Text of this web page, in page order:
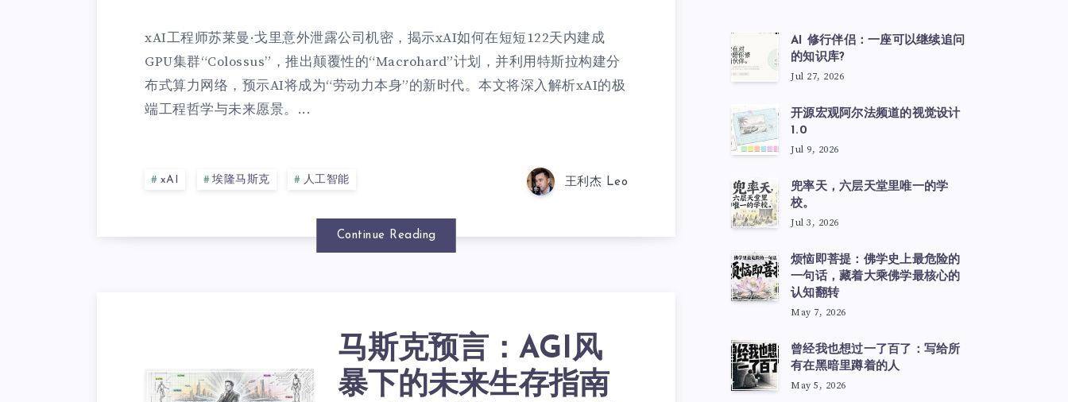
xAI工程师苏莱曼·戈里意外泄露公司机密，揭示xAI如何在短短122天内建成
GPU集群“Colossus”，推出颠覆性的“Macrohard”计划，并利用特斯拉构建分
布式算力网络，预示AI将成为“劳动力本身”的新时代。本文将深入解析xAI的极
端工程哲学与未来愿景。...
xAI 埃隆马斯克 人工智能 王利杰 Leo
Continue Reading
马斯克预言：AGI风
暴下的未来生存指南
AI 修行伴侣：一座可以继续追问
的知识库?
Jul 27, 2026
开源宏观阿尔法频道的视觉设计
1.0
Jul 9, 2026
兜率天，六层天堂里唯一的学
校。
Jul 3, 2026
烦恼即菩提：佛学史上最危险的
一句话，藏着大乘佛学最核心的
认知翻转
May 7, 2026
曾经我也想过一了百了：写给所
有在黑暗里蹲着的人
May 5, 2026